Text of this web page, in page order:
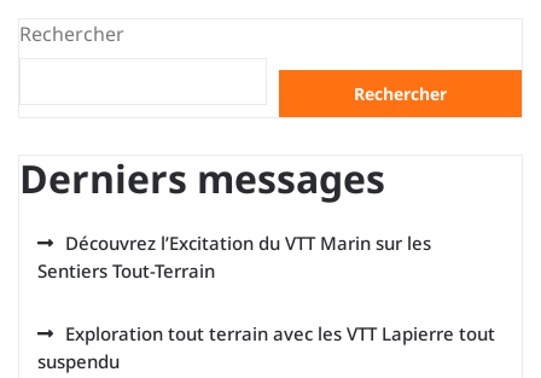
Rechercher
Rechercher
Derniers messages
Découvrez l’Excitation du VTT Marin sur les
Sentiers Tout-Terrain
Exploration tout terrain avec les VTT Lapierre tout
suspendu